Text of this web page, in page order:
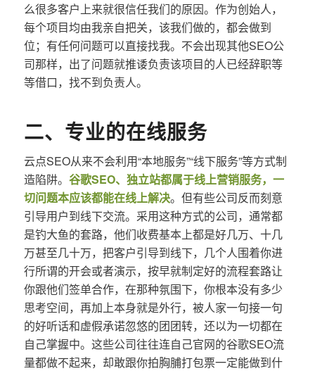
么很多客户上来就很信任我们的原因。作为创始人，
每个项目均由我亲自把关，该我们做的，都会做到
位；有任何问题可以直接找我。不会出现其他SEO公
司那样，出了问题就推诿负责该项目的人已经辞职等
等借口，找不到负责人。
二、专业的在线服务
云点SEO从来不会利用“本地服务”“线下服务”等方式制
造陷阱。 谷歌SEO、独立站都属于线上营销服务，一
切问题本应该都能在线上解决。但有些公司反而刻意
引导用户到线下交流。采用这种方式的公司，通常都
是钓大鱼的套路，他们收费基本上都是好几万、十几
万甚至几十万，把客户引导到线下，几个人围着你进
行所谓的开会或者演示，按早就制定好的流程套路让
你跟他们签单合作，在那种氛围下，你根本没有多少
思考空间，再加上本身就是外行，被人家一句接一句
的好听话和虚假承诺忽悠的团团转，还以为一切都在
自己掌握中。这些公司往往连自己官网的谷歌SEO流
量都做不起来，却敢跟你拍胸脯打包票一定能做到什